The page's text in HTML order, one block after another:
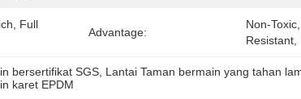
Full
Advantage:
Non-
Resistant,
bersertifikat SGS Lantai Taman bermain yang tahan
karet EPDM